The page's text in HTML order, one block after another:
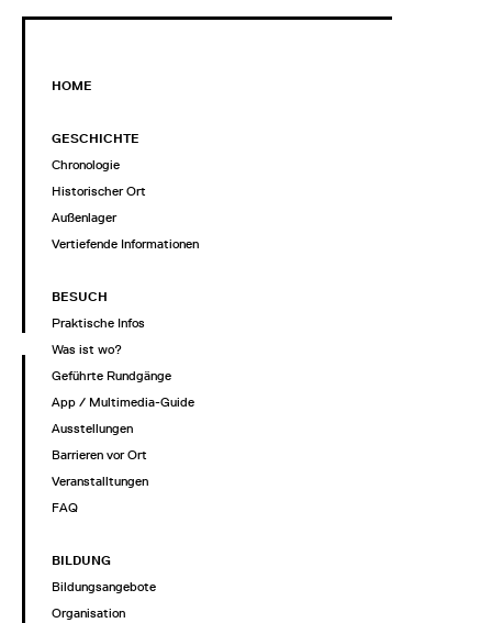
HOME
GESCHICHTE
Chronologie
Historischer Ort
Außenlager
Vertiefende Informationen
BESUCH
Praktische Infos
Was ist wo?
Geführte Rundgänge
App / Multimedia-Guide
Ausstellungen
Barrieren vor Ort
Veranstalltungen
FAQ
BILDUNG
Bildungsangebote
Organisation